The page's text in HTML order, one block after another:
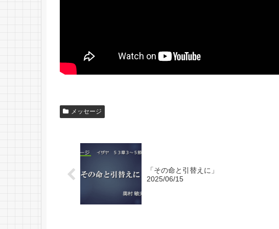
メッセージ
「その命と引替えに」
2025/06/15